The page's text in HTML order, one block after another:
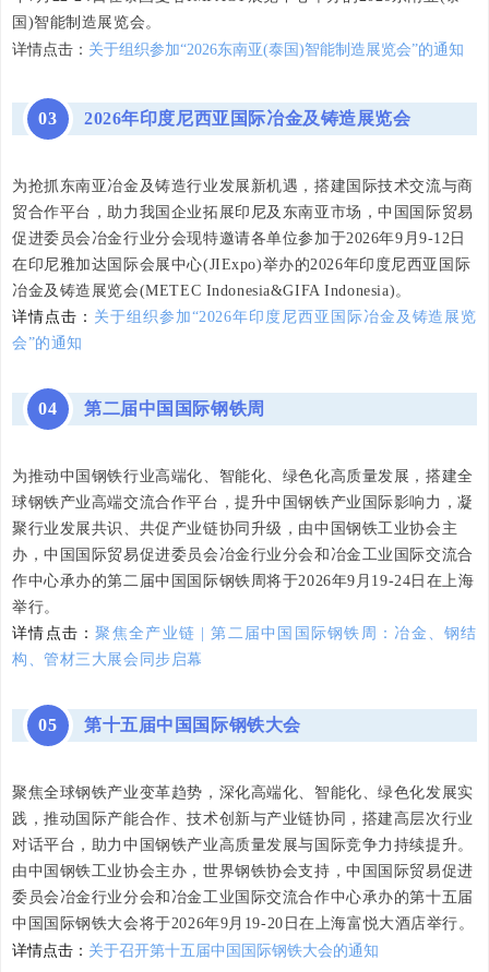
国)智能制造展览会。
详情点击： 关于组织参加“2026东南亚(泰国)智能制造展览会”的通知
03 2026年印度尼西亚国际冶金及铸造展览会
为抢抓东南亚冶金及铸造行业发展新机遇，搭建国际技术交流与商
贸合作平台，助力我国企业拓展印尼及东南亚市场，中国国际贸易
促进委员会冶金行业分会现特邀请各单位参加于2026年9月9-12日
在印尼雅加达国际会展中心(JIExpo)举办的2026年印度尼西亚国际
冶金及铸造展览会(METEC Indonesia&GIFA Indonesia)。
详情点击： 关于组织参加“2026年印度尼西亚国际冶金及铸造展览
会”的通知
04 第二届中国国际钢铁周
为推动中国钢铁行业高端化、智能化、绿色化高质量发展，搭建全
球钢铁产业高端交流合作平台，提升中国钢铁产业国际影响力，凝
聚行业发展共识、共促产业链协同升级，由中国钢铁工业协会主
办，中国国际贸易促进委员会冶金行业分会和冶金工业国际交流合
作中心承办的第二届中国国际钢铁周将于2026年9月19-24日在上海
举行。
详情点击：聚焦全产业链 | 第二届中国国际钢铁周：冶金、钢结
构、管材三大展会同步启幕
05 第十五届中国国际钢铁大会
聚焦全球钢铁产业变革趋势，深化高端化、智能化、绿色化发展实
践，推动国际产能合作、技术创新与产业链协同，搭建高层次行业
对话平台，助力中国钢铁产业高质量发展与国际竞争力持续提升。
由中国钢铁工业协会主办，世界钢铁协会支持，中国国际贸易促进
委员会冶金行业分会和冶金工业国际交流合作中心承办的第十五届
中国国际钢铁大会将于2026年9月19-20日在上海富悦大酒店举行。
详情点击： 关于召开第十五届中国国际钢铁大会的通知